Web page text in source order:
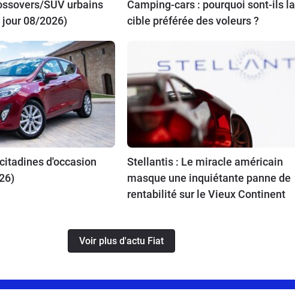
SUV urbains
08/2026)
Camping-cars : pourquoi sont-ils la
cible préférée des voleurs ?
d'occasion
Stellantis : Le miracle américain
masque une inquiétante panne de
rentabilité sur le Vieux Continent
Voir plus d'actu Fiat